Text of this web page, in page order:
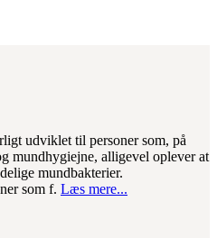
udviklet til personer som, på
mundhygiejne, alligevel oplever at
mundbakterier.
som f. Læs mere...